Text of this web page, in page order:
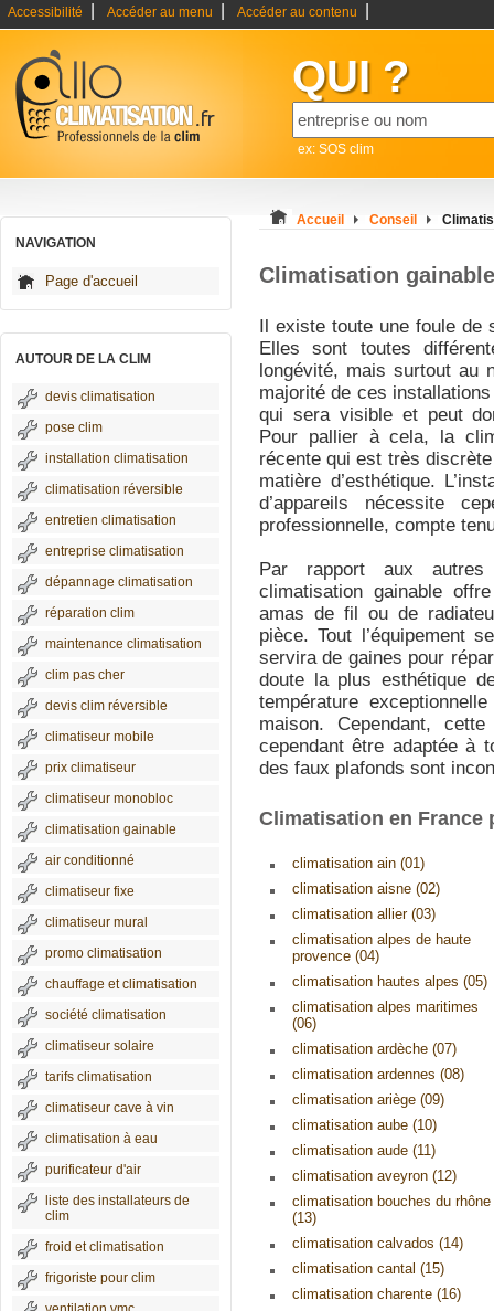
Accessibilité Accéder au menu Accéder au contenu
QUI ?
ex: SOS clim
NAVIGATION
Page d'accueil
AUTOUR DE LA CLIM
devis climatisation
pose clim
installation climatisation
climatisation réversible
entretien climatisation
entreprise climatisation
dépannage climatisation
réparation clim
maintenance climatisation
clim pas cher
devis clim réversible
climatiseur mobile
prix climatiseur
climatiseur monobloc
climatisation gainable
air conditionné
climatiseur fixe
climatiseur mural
promo climatisation
chauffage et climatisation
société climatisation
climatiseur solaire
tarifs climatisation
climatiseur cave à vin
climatisation à eau
purificateur d'air
liste des installateurs de
clim
froid et climatisation
frigoriste pour clim
Accueil Conseil
Climatisation gainable
Il existe toute une foule de
Elles sont toutes
longévité, mais surtout au
majorité de ces
qui sera visible et peut
Pour pallier à cela, la
récente qui est très
matière d’esthétique.
d’appareils nécessite
professionnelle, compte
Par rapport aux
climatisation gainable
amas de fil ou de
pièce. Tout l’équipement
servira de gaines pour
doute la plus esthétique
température
maison. Cependant,
cependant être adaptée à
des faux plafonds sont
Climatisation en France
climatisation ain (01)
climatisation aisne (02)
climatisation allier (03)
climatisation alpes de haute
provence (04)
climatisation hautes alpes (05)
climatisation alpes maritimes
(06)
climatisation ardèche (07)
climatisation ardennes (08)
climatisation ariège (09)
climatisation aube (10)
climatisation aude (11)
climatisation aveyron (12)
climatisation bouches du rhône
(13)
climatisation calvados (14)
climatisation cantal (15)
climatisation charente (16)